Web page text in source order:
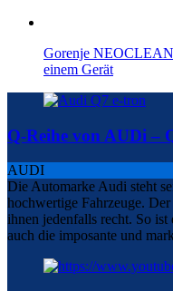
Gorenje NEOCLEAN
einem Gerät
Q-Reihe von AUDi –
AUDI
Die Automarke Audi steht
hochwertige Fahrzeuge.
ihnen jedenfalls recht. So
auch die imposante und